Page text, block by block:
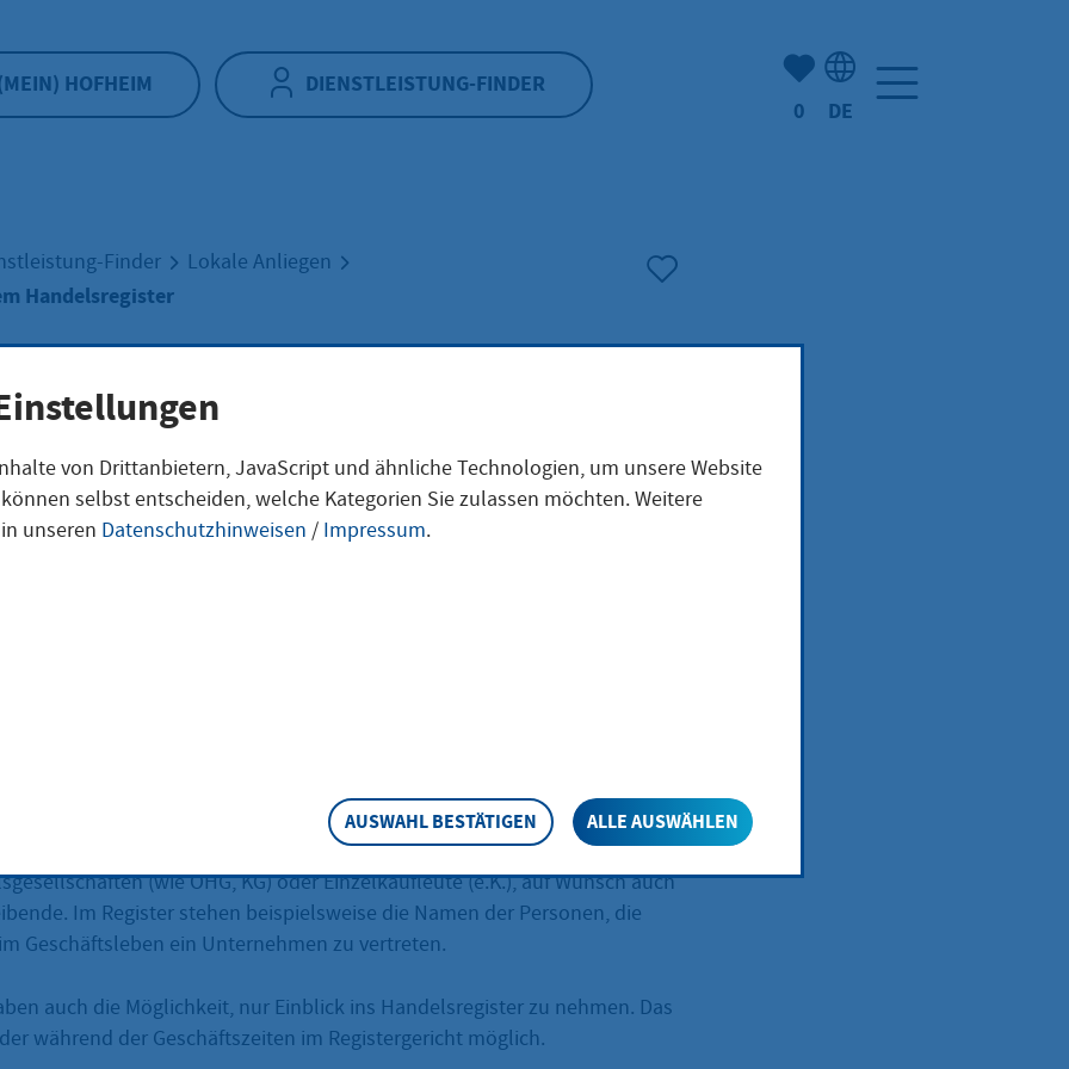
HOFHEIM DIENSTLEISTUNG-FINDER
Anzahl der gemerkten
0 DE
Finder Lokale Anliegen
Handelsregister
aus dem
können Sie beim Registergericht einen Ausdruck aus dem
Abschriften gefertigt.
mit dort eingetragenen Unternehmen für den Rechtsverkehr von
Eingetragen sind Kapitalgesellschaften (wie GmbH, AG, KGaA),
(wie OHG, KG) oder Einzelkaufleute (e.K.), auf Wunsch auch
Im Register stehen beispielsweise die Namen der Personen, die
Geschäftsleben ein Unternehmen zu vertreten.
auch die Möglichkeit, nur Einblick ins Handelsregister zu nehmen. Das
während der Geschäftszeiten im Registergericht möglich.
von Drittanbietern, JavaScript und ähnliche Technologien, um unsere Website
selbst entscheiden, welche Kategorien Sie zulassen möchten. Weitere
unseren Datenschutzhinweisen / Impressum.
AUSWAHL BESTÄTIGEN ALLE AUSWÄHLEN